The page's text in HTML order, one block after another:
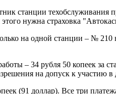
станции техобслуживания
нужна страховка
на одной станции – №
– 34 рубля 50 копеек
на допуск к участию
(91 доллар). Все три